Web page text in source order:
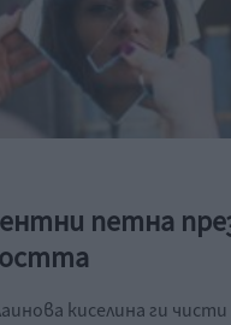
петна
киселина ги